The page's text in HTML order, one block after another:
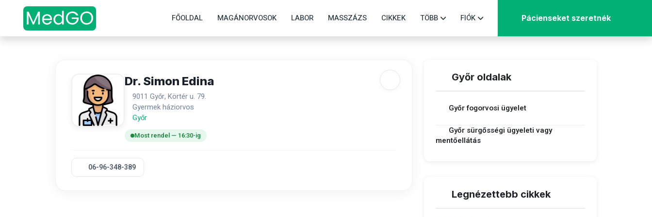
FŐOLDAL MAGÁNORVOSOK LABOR MASSZÁZS CIKKEK TÖBB FIÓK Pácienseket szeretnék
Dr. Simon Edina
9011 Győr, Körtér u. 79.
Gyermek háziorvos
Győr
Most rendel — 16:30-ig
06-96-348-389
Győr oldalak
Győr fogorvosi ügyelet
Győr sürgősségi ügyeleti vagy
mentőellátás
Legnézettebb cikkek